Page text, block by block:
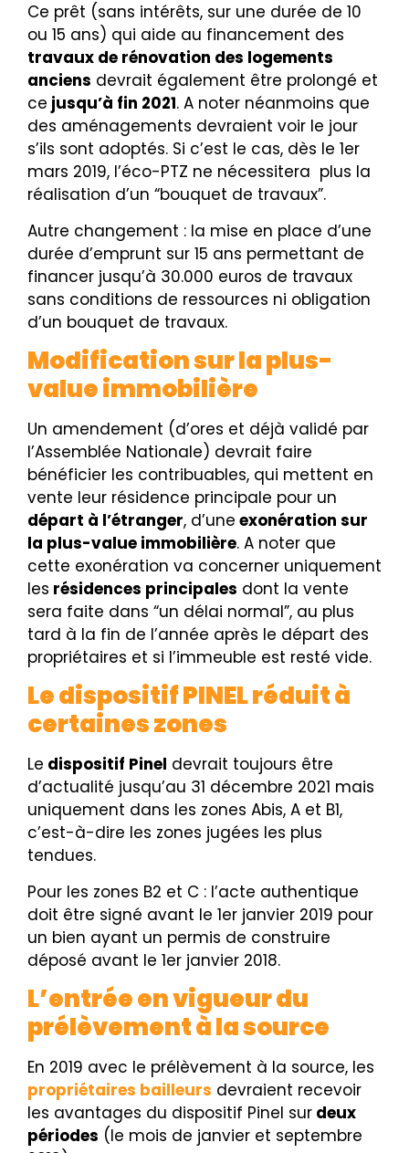
Ce prêt (sans intérêts, sur une durée de 10
ou 15 ans) qui aide au financement des
travaux de rénovation des logements
anciens devrait également être prolongé et
ce jusqu’à fin 2021. A noter néanmoins que
des aménagements devraient voir le jour
s’ils sont adoptés. Si c’est le cas, dès le 1er
mars 2019, l’éco-PTZ ne nécessitera plus la
réalisation d’un “bouquet de travaux”.
Autre changement : la mise en place d’une
durée d’emprunt sur 15 ans permettant de
financer jusqu’à 30.000 euros de travaux
sans conditions de ressources ni obligation
d’un bouquet de travaux.
Modification sur la plus-
value immobilière
Un amendement (d’ores et déjà validé par
l’Assemblée Nationale) devrait faire
bénéficier les contribuables, qui mettent en
vente leur résidence principale pour un
départ à l’étranger, d’une exonération sur
la plus-value immobilière. A noter que
cette exonération va concerner uniquement
les résidences principales dont la vente
sera faite dans “un délai normal”, au plus
tard à la fin de l’année après le départ des
propriétaires et si l’immeuble est resté vide.
Le dispositif PINEL réduit à
certaines zones
Le dispositif Pinel devrait toujours être
d’actualité jusqu’au 31 décembre 2021 mais
uniquement dans les zones Abis, A et B1,
c’est-à-dire les zones jugées les plus
tendues.
Pour les zones B2 et C : l’acte authentique
doit être signé avant le 1er janvier 2019 pour
un bien ayant un permis de construire
déposé avant le 1er janvier 2018.
L’entrée en vigueur du
prélèvement à la source
En 2019 avec le prélèvement à la source, les
propriétaires bailleurs devraient recevoir
les avantages du dispositif Pinel sur deux
périodes (le mois de janvier et septembre